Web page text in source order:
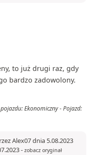
to już drugi raz, gdy
bardzo zadowolony.
Ekonomiczny - Pojazd:
Alex07 dnia 5.08.2023
- zobacz oryginał